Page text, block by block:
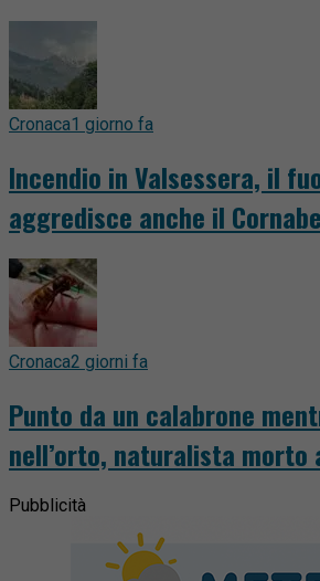
Cronaca1 giorno fa
Incendio in Valsessera, il
aggredisce anche il
Cronaca2 giorni fa
Punto da un calabrone
nell’orto, naturalista morto
Pubblicità